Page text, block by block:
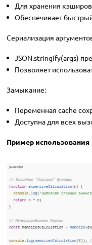
Для хранения
Обеспечивает
Сериализация
JSON.stringify(args)
Позволяет
Замыкание:
Переменная cache
Доступна для всех
Пример использования